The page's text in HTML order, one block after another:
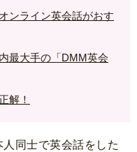
ンライン英会話がおす
最大手の「DMM英会
解！
同士で英会話をした